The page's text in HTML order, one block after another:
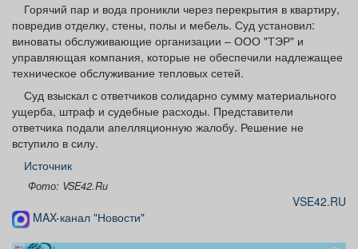
Я - пенсионер
Горячий пар и вода проникли через перекрытия в квартиру,
повредив отделку, стены, полы и мебель. Суд установил:
виноваты обслуживающие организации – ООО "ТЭР" и
управляющая компания, которые не обеспечили надлежащее
техническое обслуживание тепловых сетей.
Суд взыскал с ответчиков солидарно сумму материального
ущерба, штраф и судебные расходы. Представители
ответчика подали апелляционную жалобу. Решение не
вступило в силу.
Источник
Фото: VSE42.Ru
VSE42.RU
MAX-канал "Новости"